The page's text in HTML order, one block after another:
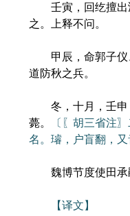
壬寅，回纥擅出
之。上释不问。
甲辰，命郭子仪
道防秋之兵。
冬，十月，壬申
薨。
〔〖胡三省注
名。璿，户盲翻，又
魏博节度使田承
【译文】